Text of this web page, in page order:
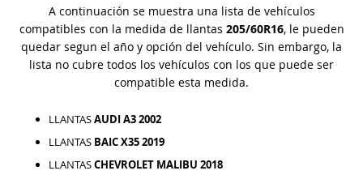
A continuación se muestra una lista de vehículos
compatibles con la medida de llantas 205/60R16, le pueden
quedar segun el año y opción del vehículo. Sin embargo, la
lista no cubre todos los vehículos con los que puede ser
compatible esta medida.
LLANTASAUDI A3 2002
LLANTAS BAIC X35 2019
LLANTASCHEVROLET MALIBU 2018